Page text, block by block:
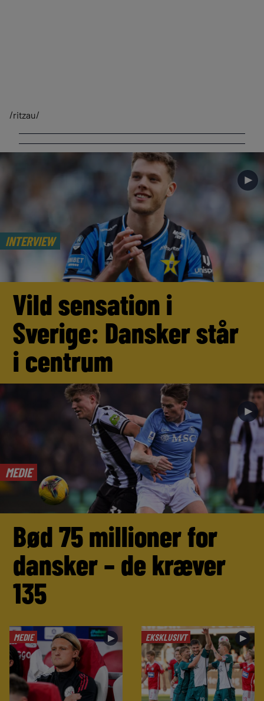
/ritzau/
INTERVIEW
►
Vild sensation i
Sverige: Dansker står
i centrum
MEDIE
►
Bød 75 millioner for
dansker – de kræver
135
MEDIE ► EKSKLUSIVT ►